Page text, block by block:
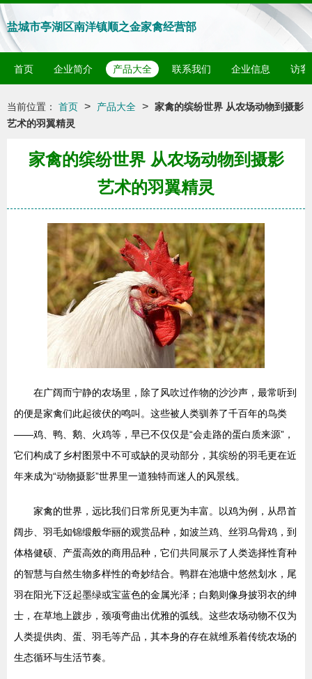
盐城市亭湖区南洋镇顺之金家禽经营部
首页 企业简介 产品大全 联系我们 企业信息 访客
当前位置： 首页 > 产品大全 > 家禽的缤纷世界 从农场动物到摄影
艺术的羽翼精灵
家禽的缤纷世界 从农场动物到摄影
艺术的羽翼精灵
在广阔而宁静的农场里，除了风吹过作物的沙沙声，最常听到
的便是家禽们此起彼伏的鸣叫。这些被人类驯养了千百年的鸟类
——鸡、鸭、鹅、火鸡等，早已不仅仅是“会走路的蛋白质来源”，
它们构成了乡村图景中不可或缺的灵动部分，其缤纷的羽毛更在近
年来成为“动物摄影”世界里一道独特而迷人的风景线。
家禽的世界，远比我们日常所见更为丰富。以鸡为例，从昂首
阔步、羽毛如锦缎般华丽的观赏品种，如波兰鸡、丝羽乌骨鸡，到
体格健硕、产蛋高效的商用品种，它们共同展示了人类选择性育种
的智慧与自然生物多样性的奇妙结合。鸭群在池塘中悠然划水，尾
羽在阳光下泛起墨绿或宝蓝色的金属光泽；白鹅则像身披羽衣的绅
士，在草地上踱步，颈项弯曲出优雅的弧线。这些农场动物不仅为
人类提供肉、蛋、羽毛等产品，其本身的存在就维系着传统农场的
生态循环与生活节奏。